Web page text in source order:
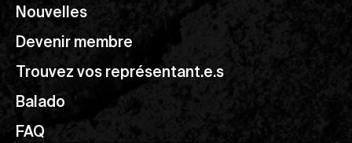
Nouvelles
Devenir membre
Trouvez vos représentant.e.s
Balado
FAQ